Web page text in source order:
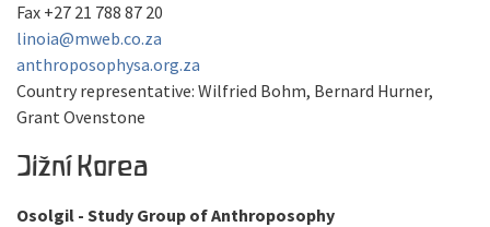
Fax +27 21 788 87 20
linoia@mweb.co.za
anthroposophysa.org.za
Country representative: Wilfried Bohm, Bernard Hurner,
Grant Ovenstone
Jižní Korea
Osolgil - Study Group of Anthroposophy